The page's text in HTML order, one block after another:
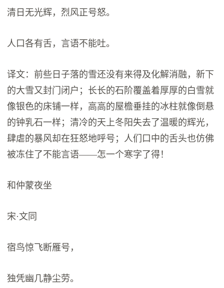
清日无光辉，烈风正号怒。
人口各有舌，言语不能吐。
译文：前些日子落的雪还没有来得及化解消融，新下
的大雪又封门闭户；长长的石阶覆盖着厚厚的白雪就
像银色的床铺一样，高高的屋檐垂挂的冰柱就像倒悬
的钟乳石一样；清冷的天上冬阳失去了温暖的辉光，
肆虐的暴风却在狂怒地呼号；人们口中的舌头也仿佛
被冻住了不能言语——怎一个寒字了得！
和仲蒙夜坐
宋·文同
宿鸟惊飞断雁号，
独凭幽几静尘劳。